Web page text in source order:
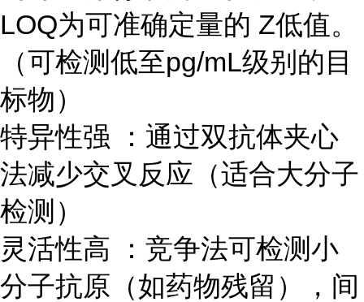
LOQ为可准确定量的 Z低值。
（可检测低至pg/mL级别的目
标物）
特异性强 ：通过双抗体夹心
法减少交叉反应（适合大分子
检测）
灵活性高 ：竞争法可检测小
分子抗原（如药物残留），间